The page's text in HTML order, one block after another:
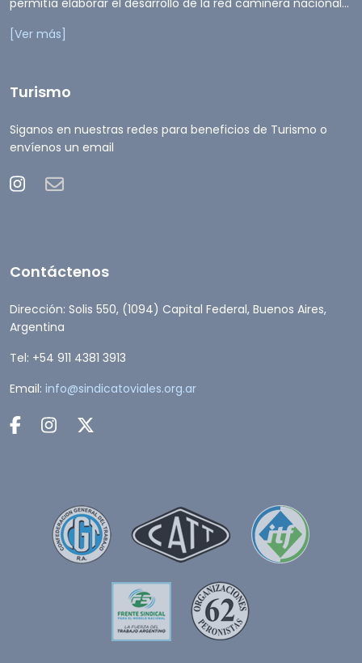
permitía elaborar el desarrollo de la red caminera nacional...
[Ver más]
Turismo
Siganos en nuestras redes para beneficios de Turismo o
envíenos un email
Contáctenos
Dirección: Solis 550, (1094) Capital Federal, Buenos Aires,
Argentina
Tel: +54 911 4381 3913
Email: info@sindicatoviales.org.ar